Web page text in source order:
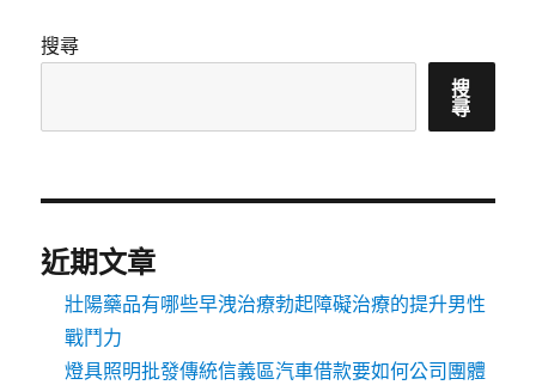
搜尋
搜
尋
近期文章
壯陽藥品有哪些早洩治療勃起障礙治療的提升男性
戰鬥力
燈具照明批發傳統信義區汽車借款要如何公司團體